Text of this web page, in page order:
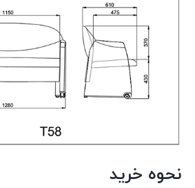
نحوه خرید